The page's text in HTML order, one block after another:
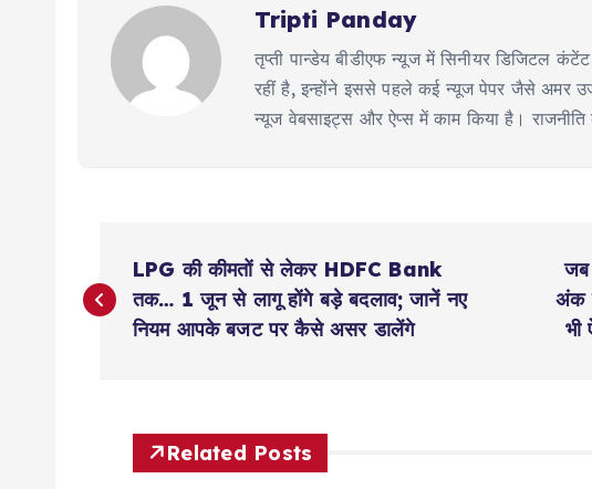
Tripti Panday
तृप्ती पान्डेय बीडीएफ न्यूज में सिनीयर डिजिटल
रहीं है, इन्होंने इससे पहले कई न्यूज पेपर जैसे अमर
न्यूज वेबसाइट्स और ऐप्स में काम किया है।
o
LPG की कीमतों से लेकर HDFC Bank
तक… 1 जून से लागू होंगे बड़े बदलाव; जानें नए
नियम आपके बजट पर कैसे असर डालेंगे
जब
अंक
भी
Related Posts